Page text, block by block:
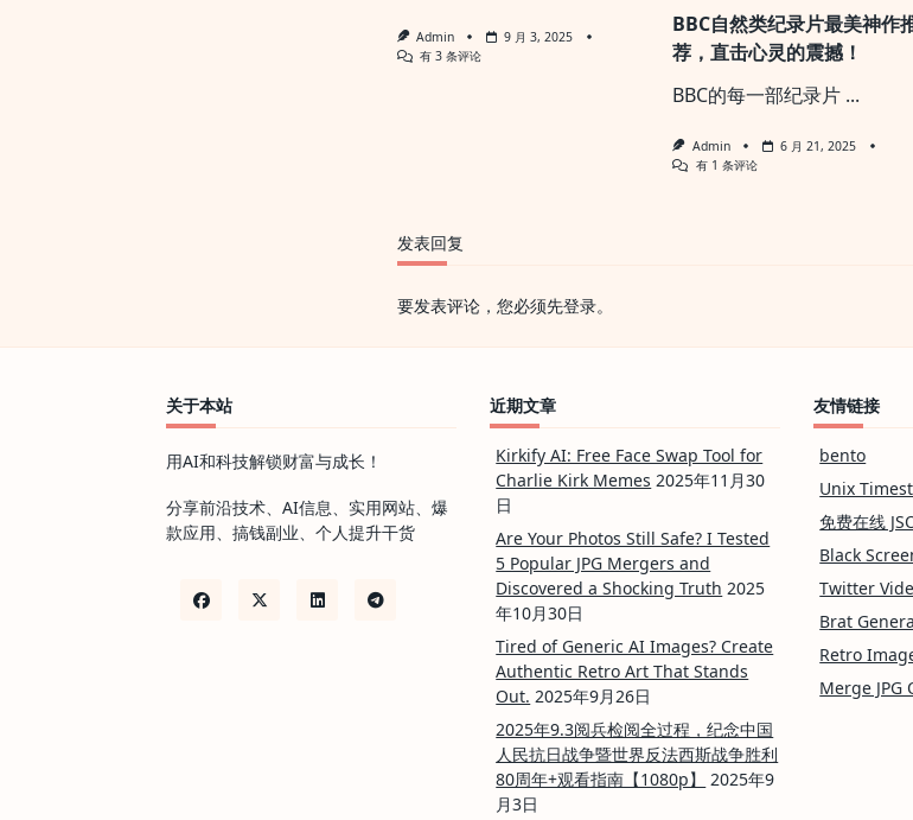
Admin
9 月 3, 2025
2025
纪
念
中
人
世
斯
有 3 条评论
BBC自然类纪录片最美神作
荐，直击心灵的震撼！
BBC的每一部纪录片 ...
Admin
6 月 21, 2025
BBC
心
灵
的
震
有 1 条评论
发表回复
要发表评论，您必须先登录。
关于本站
用AI和科技解锁财富与成长！
分享前沿技术、AI信息、实用网站、爆
款应用、搞钱副业、个人提升干货
近期文章
Kirkify AI: Free Face Swap Tool for
Charlie Kirk Memes 2025年11月30
日
Are Your Photos Still Safe? I Tested
5 Popular JPG Mergers and
Discovered a Shocking Truth 2025
年10月30日
Tired of Generic AI Images? Create
Authentic Retro Art That Stands
Out. 2025年9月26日
2025年9.3阅兵检阅全过程，纪念中国
人民抗日战争暨世界反法西斯战争胜利
80周年+观看指南【1080p】
2025年9
月3日
友情链接
bento
Unix
免费在线
Black
Twitter
Brat
Retro
Merge JPG